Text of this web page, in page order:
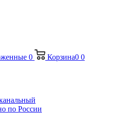
0 Корзина0 0
по России